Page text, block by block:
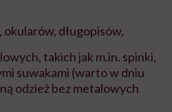
długopisów,
takich jak m.in. spinki,
suwakami (warto w dniu
odzież bez metalowych